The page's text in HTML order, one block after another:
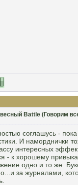
Battle (Говорим
соглашусь -
И наморднички
интересных
- к хорошему
одно и то же.
за журналами,